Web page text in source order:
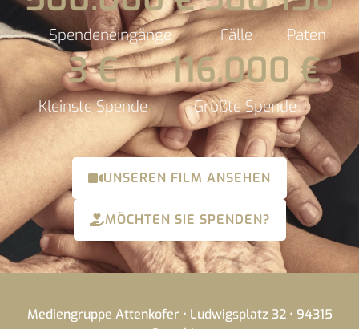
Spendeneingänge Fälle Paten
Kleinste Spende
3 €
Größte Spende
116.000 €
UNSEREN FILM ANSEHEN
MÖCHTEN SIE SPENDEN?
Mediengruppe Attenkofer • Ludwigsplatz 32 • 94315